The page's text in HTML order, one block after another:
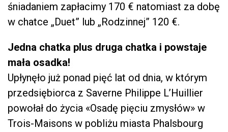
śniadaniem zapłacimy 170 € natomiast za dobę
w chatce „Duet” lub „Rodzinnej” 120 €.
Jedna chatka plus druga chatka i powstaje
mała osadka!
Upłynęło już ponad pięć lat od dnia, w którym
przedsiębiorca z Saverne Philippe L’Huillier
powołał do życia «Osadę pięciu zmysłów» w
Trois-Maisons w pobliżu miasta Phalsbourg